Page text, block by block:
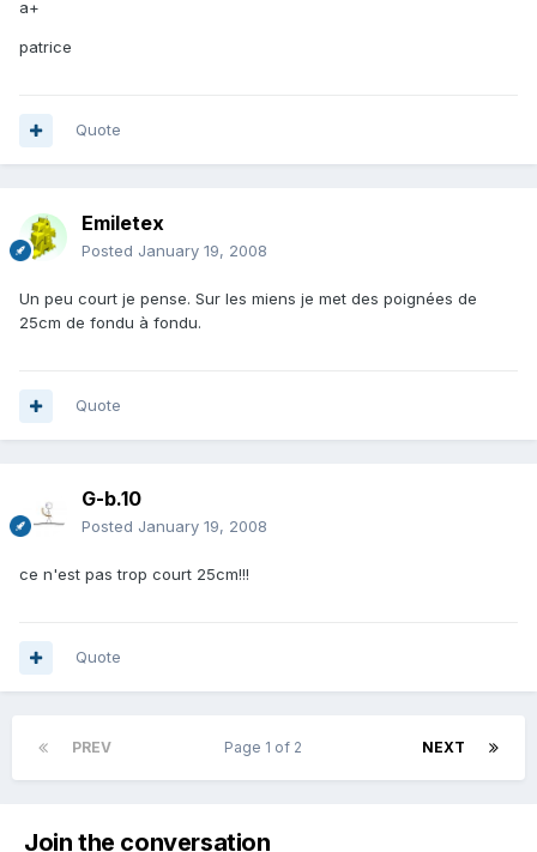
a+
patrice
Quote
Emiletex
Posted January 19, 2008
Un peu court je pense. Sur les miens je met des poignées de
25cm de fondu à fondu.
Quote
G-b.10
Posted January 19, 2008
ce n'est pas trop court 25cm!!!
Quote
PREV NEXT
Page 1 of 2
Join the conversation